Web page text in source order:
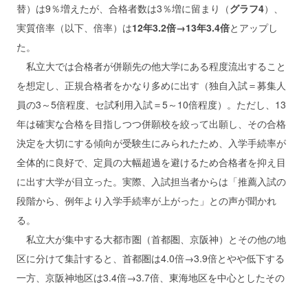
替）は9％増えたが、合格者数は3％増に留まり（グラフ4）、
実質倍率（以下、倍率）は12年3.2倍→13年3.4倍とアップし
た。
私立大では合格者が併願先の他大学にある程度流出すること
を想定し、正規合格者をかなり多めに出す（独自入試＝募集人
員の3～5倍程度、セ試利用入試＝5～10倍程度）。ただし、13
年は確実な合格を目指しつつ併願校を絞って出願し、その合格
決定を大切にする傾向が受験生にみられたため、入学手続率が
全体的に良好で、定員の大幅超過を避けるため合格者を抑え目
に出す大学が目立った。実際、入試担当者からは「推薦入試の
段階から、例年より入学手続率が上がった」との声が聞かれ
る。
私立大が集中する大都市圏（首都圏、京阪神）とその他の地
区に分けて集計すると、首都圏は4.0倍→3.9倍とやや低下する
一方、京阪神地区は3.4倍→3.7倍、東海地区を中心としたその